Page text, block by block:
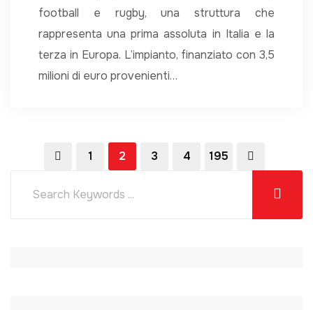
football e rugby, una struttura che
rappresenta una prima assoluta in Italia e la
terza in Europa. L’impianto, finanziato con 3,5
milioni di euro provenienti…
1 2 3 4 195